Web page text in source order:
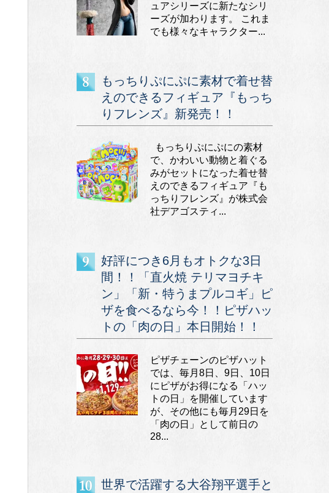
ュアシリーズに新たなシリ
ーズが加わります。 これま
でも様々なキャラクター...
もっちりぷにぷに素材で着せ替
えのできるフィギュア『もっち
りフレンズ』新発売！！
もっちりぷにぷにの素材
で、かわいい動物と着ぐる
みがセットになった着せ替
えのできるフィギュア『も
っちりフレンズ』が株式会
社デアゴスティ...
好評につき6月もオトクな3日
間！！「直火焼 テリマヨチキ
ン」「新・特うまプルコギ」ピ
ザを食べるなら今！！ピザハッ
トの「肉の日」本日開始！！
ピザチェーンのピザハット
では、毎月8日、9日、10日
にピザがお得になる「ハッ
トの日」を開催しています
が、その他にも毎月29日を
「肉の日」として前日の
28...
世界で活躍する大谷翔平選手と